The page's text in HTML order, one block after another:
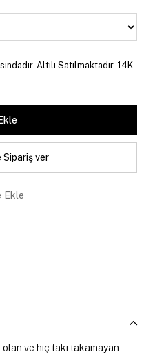
Altılı Satılmaktadır. 14K
ver
Ekle
ve hiç takı takamayan